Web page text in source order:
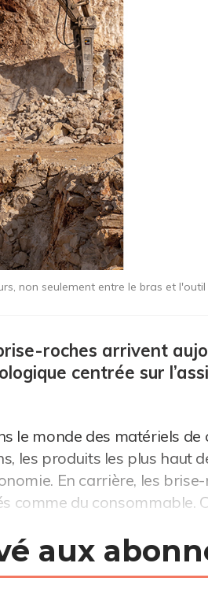
non seulement entre le bras et
roches arrivent
centrée sur
le monde des matériels de
les produits les plus haut
En carrière, les
comme du consommable.
aux